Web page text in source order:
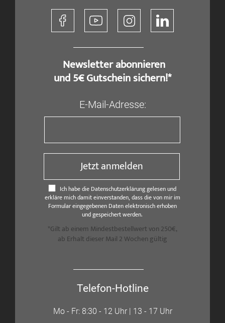
​ Newsletter abonnieren
und 5€ Gutschein sichern!*
E-Mail-Adresse:
Jetzt anmelden
Ich habe die Datenschutzerklärung gelesen und
erkläre mich damit einverstanden, dass die von mir im
Formular eingegebenen Daten elektronisch erhoben
und gespeichert werden.
*Gilt ab einem Mindestbestellwert von 250€,
ab Erhalt dieser Mail 2 Wochen gültig
Telefon-Hotline
Mo - Fr: 8:30 - 12 Uhr | 13 - 17 Uhr